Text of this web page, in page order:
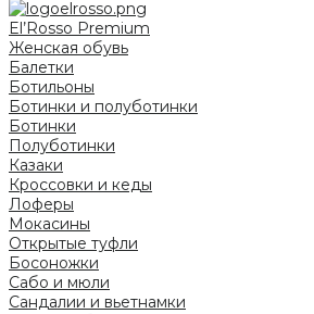
El’Rosso Premium
Женская обувь
Балетки
Ботильоны
Ботинки и полуботинки
Ботинки
Полуботинки
Казаки
Кроссовки и кеды
Лоферы
Мокасины
Открытые туфли
Босоножки
Сабо и мюли
Сандалии и вьетнамки